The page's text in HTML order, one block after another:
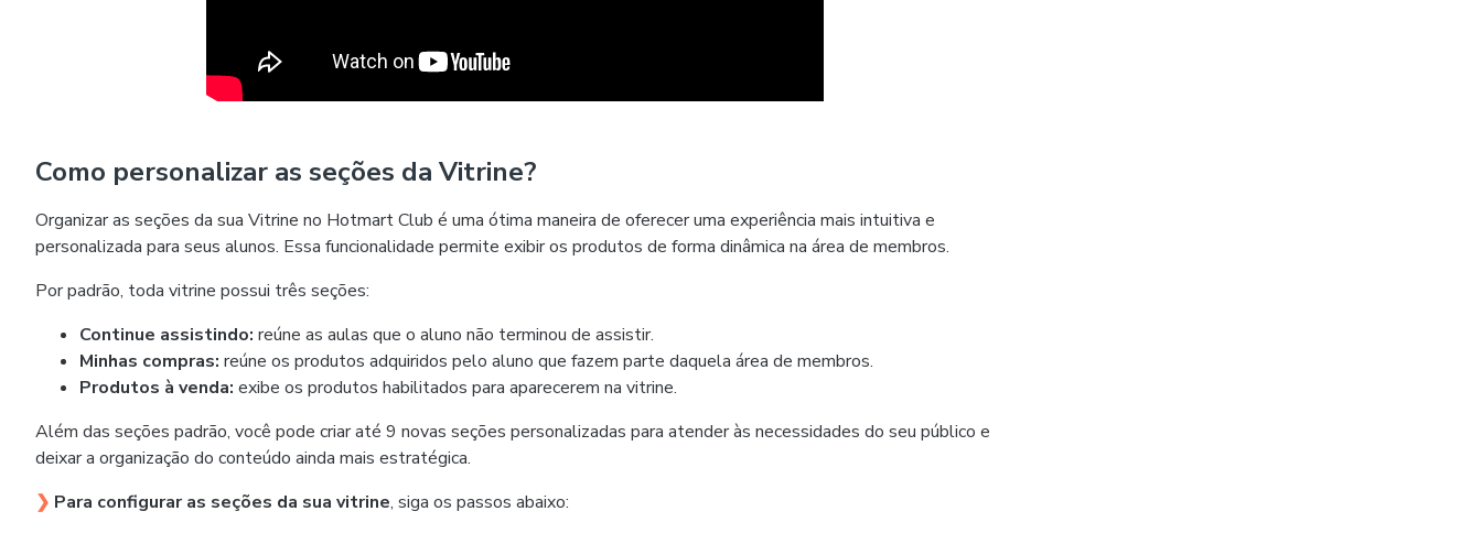
Como personalizar as seções da Vitrine?
Organizar as seções da sua Vitrine no Hotmart Club é uma ótima maneira de oferecer uma experiência mais intuitiva e
personalizada para seus alunos. Essa funcionalidade permite exibir os produtos de forma dinâmica na área de membros.
Por padrão, toda vitrine possui três seções:
Continue assistindo: reúne as aulas que o aluno não terminou de assistir.
Minhas compras: reúne os produtos adquiridos pelo aluno que fazem parte daquela área de membros.
Produtos à venda: exibe os produtos habilitados para aparecerem na vitrine.
Além das seções padrão, você pode criar até 9 novas seções personalizadas para atender às necessidades do seu público e
deixar a organização do conteúdo ainda mais estratégica.
❯ Para configurar as seções da sua vitrine, siga os passos abaixo: